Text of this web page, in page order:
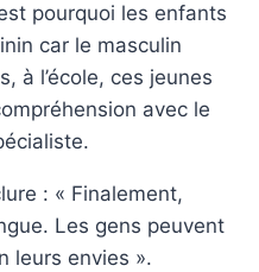
pourquoi les enfants
car le masculin
à l’école, ces jeunes
avec le
: « Finalement,
Les gens peuvent
leurs envies ».